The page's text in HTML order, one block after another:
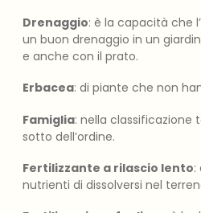
Drenaggio: è la capacità che
un buon drenaggio in un
e anche con il prato.
Erbacea: di piante che non
Famiglia: nella classificazione
sotto dell’ordine.
Fertilizzante a rilascio lento:
nutrienti di dissolversi nel